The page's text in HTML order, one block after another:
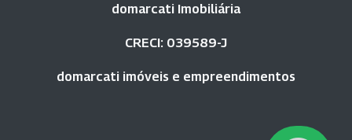
domarcati Imobiliária
CRECI: 039589-J
domarcati imóveis e empreendimentos